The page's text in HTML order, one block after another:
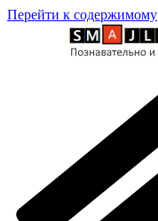
Перейти к содержимому